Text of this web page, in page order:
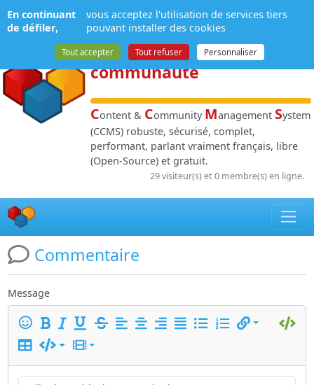
NPDS:Gestion de
contenuet de
communauté
Content & Community Management System
(CCMS) robuste, sécurisé, complet,
performant, parlant vraiment français, libre
(Open-Source) et gratuit.
29 visiteur(s) et 0 membre(s) en ligne.
Commentaire
Message
Panneau de gestion des cookies
En continuant
de défiler,
vous acceptez l'utilisation de services tiers
pouvant installer des cookies
Tout accepter Tout refuser Personnaliser